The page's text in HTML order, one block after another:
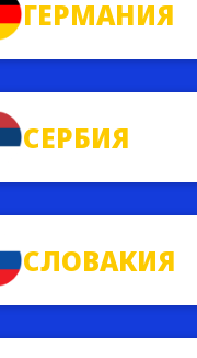
ГЕРМАНИЯ
СЕРБИЯ
СЛОВАКИЯ